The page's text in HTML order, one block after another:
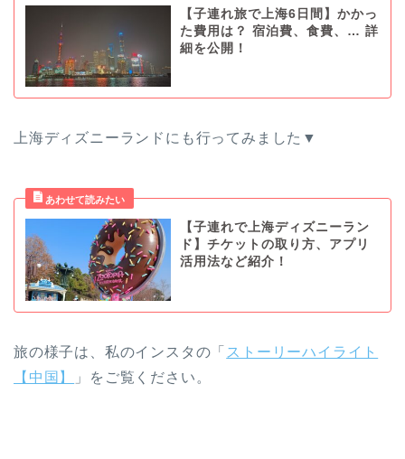
【子連れ旅で上海6日間】かかっ
た費用は？ 宿泊費、食費、… 詳
細を公開！
上海ディズニーランドにも行ってみました▼
【子連れで上海ディズニーラン
ド】チケットの取り方、アプリ
活用法など紹介！
旅の様子は、私のインスタの「 ストーリーハイライト
【中国】
」をご覧ください。